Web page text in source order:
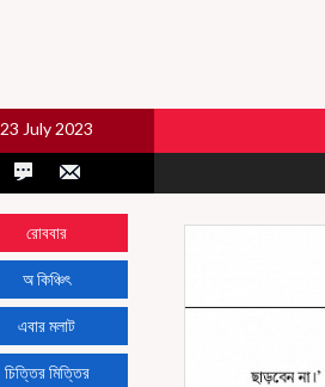
23 July 2023
রোববার
অ কিঞ্চিৎ
এবার মলাট
চিত্তির মিত্তির